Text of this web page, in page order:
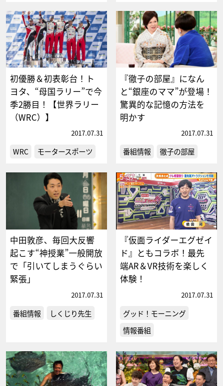
初優勝＆初表彰台！ト
ヨタ、“母国ラリー”で今
季2勝目！【世界ラリー
（WRC）】
2017.07.31
WRC モータースポーツ
『徹子の部屋』になん
と“銀座のママ”が登場！
驚異的な記憶の方法を
明かす
2017.07.31
番組情報 徹子の部屋
中田敦彦、毎回大反響
起こす“神授業”一般開放
で「引いてしまうぐらい
緊張」
2017.07.31
番組情報 しくじり先生
『仮面ライダーエグゼイ
ド』ともコラボ！最先
端AR＆VR技術を楽しく
体験！
2017.07.31
グッド！モーニング
情報番組